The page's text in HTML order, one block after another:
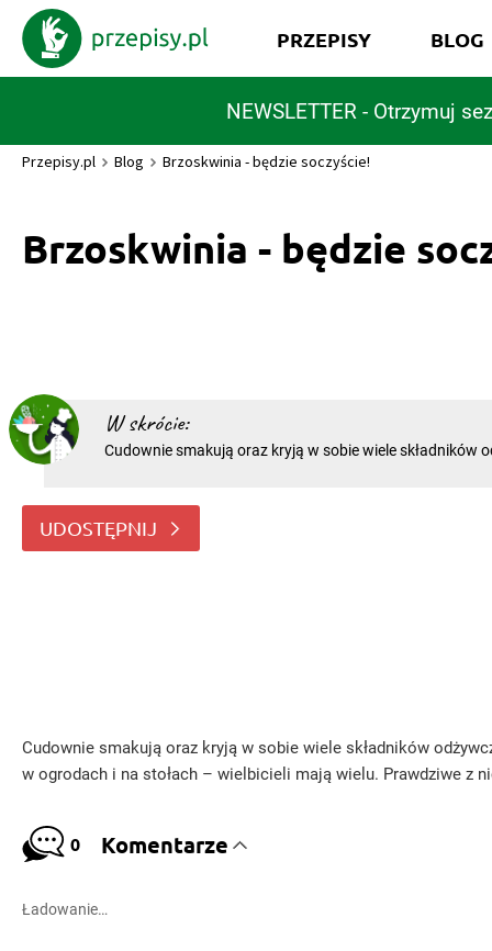
NEWSLETTER - Otrzymuj
PRZEPISY BLOG
Przepisy.pl Blog Brzoskwinia - będzie soczyście!
Brzoskwinia - będzie
W skrócie:
Cudownie smakują oraz kryją w sobie wiele składników
wielbicieli mają wielu
UDOSTĘPNIJ
Cudownie smakują oraz kryją w sobie wiele składników
w ogrodach i na stołach – wielbicieli mają wielu. Prawdziwe z
0 Komentarze
Ładowanie…